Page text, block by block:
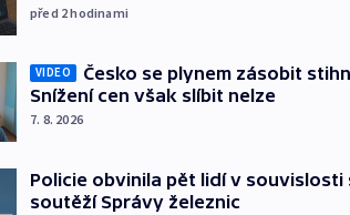
před 2hodinami
VIDEO
Česko se plynem zásobit
Snížení cen však slíbit nelze
7. 8. 2026
Policie obvinila pět lidí v souvislosti
soutěží Správy železnic